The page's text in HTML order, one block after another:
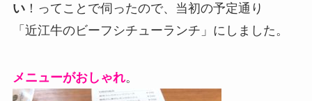
い！ってことで伺ったので、当初の予定通り
「近江牛のビーフシチューランチ」にしました。
メニューがおしゃれ。